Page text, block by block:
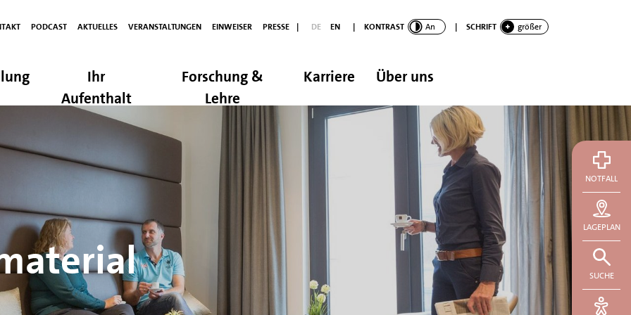
PODCAST AKTUELLES VERANSTALTUNGEN EINWEISER PRESSE | DE EN | KONTRAST An | SCHRIFT größer
Ihr
Aufenthalt
Forschung &
Lehre
Karriere Über uns
NOTFALL
LAGEPLAN
SUCHE